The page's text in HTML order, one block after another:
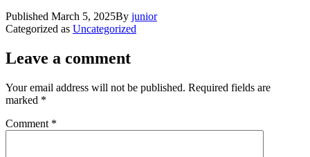
Published March 5, 2025By junior
Categorized as Uncategorized
Leave a comment
Your email address will not be published. Required fields are
marked *
Comment *